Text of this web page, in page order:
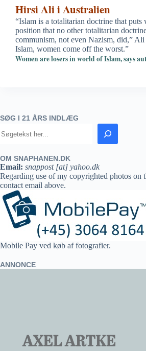
Hirsi Ali i Australien
“Islam is a totalitarian doctrine that puts
position that no other totalitarian
communism, not even Nazism, did,” Ali
Islam, women come off the worst.”
Women are losers in world of Islam, says
SØG I 21 ÅRS INDLÆG
OM SNAPHANEN.DK
Email: snappost [at] yahoo.dk
Regarding use of my copyrighted photos on
contact email above.
Mobile Pay ved køb af fotografier.
ANNONCE